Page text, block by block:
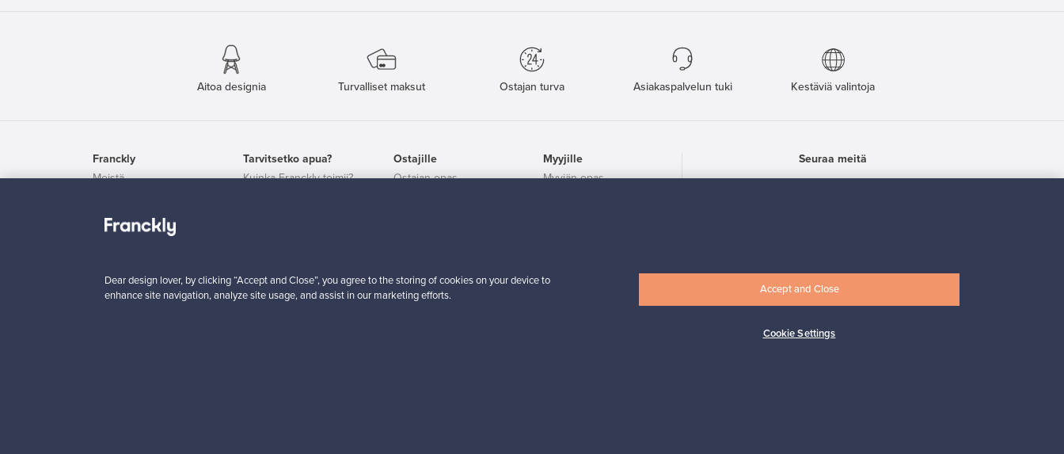
Aitoa designia Turvalliset maksut Ostajan turva Asiakaspalvelun tuki Kestäviä valintoja
Seuraa meitä
Franckly
Meistä
Käyttöehdot
Evästekäytännöt
Tarvitsetko apua?
Kuinka Franckly toimii?
Ostajille
Ostajan opas
Myyjille
Myyjän opas
Dear design lover, by clicking “Accept and Close”, you agree to the storing of cookies on your device to
enhance site navigation, analyze site usage, and assist in our marketing efforts.
Cookie Settings
Accept and Close